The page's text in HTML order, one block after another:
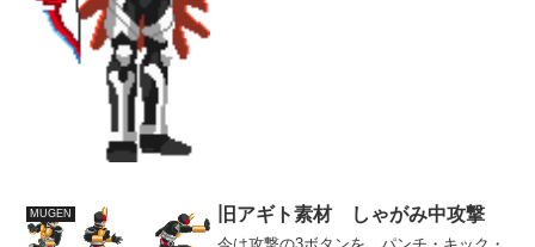
MUGEN 旧アギト素材 しゃがみ中攻撃